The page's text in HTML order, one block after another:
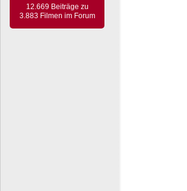
12.669 Beiträge zu
3.883 Filmen im Forum